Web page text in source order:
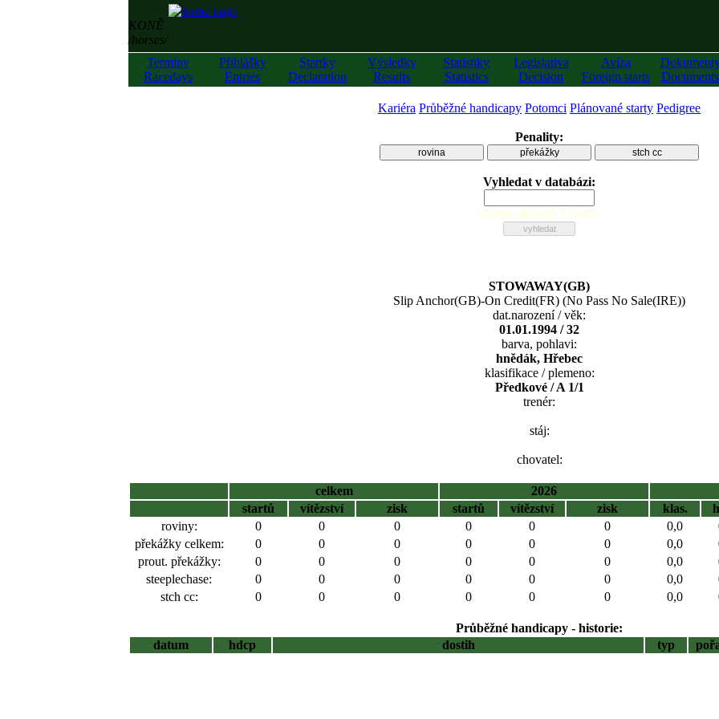
KONĚ
/horses/
Termíny
Racedays
Přihlášky
Entries
Startky
Declaration
Výsledky
Results
Statistiky
Statistics
Legislativa
Decision
Avíza
Foreign starts
Documents
Kariéra Průběžné handicapy Potomci Plánované starty Pedigree
Penality:
rovina překážky stch cc
Vyhledat v databázi:
zadejte alespoň 2 znaky
STOWAWAY(GB)
Slip Anchor(GB)-On Credit(FR) (No Pass No Sale(IRE))
dat.narození / věk:
01.01.1994 / 32
barva, pohlavi:
hnědák, Hřebec
klasifikace / plemeno:
Předkové / A 1/1
trenér:
stáj:
chovatel:
celkem
2026
startů
vítězství zisk startů vítězství zisk klas.
roviny:
0 0 0 0 0 0 0,0
překážky celkem:
0 0 0 0 0 0 0,0
prout. překážky:
0 0 0 0 0 0 0,0
steeplechase:
0 0 0 0 0 0 0,0
stch cc:
0 0 0 0 0 0 0,0
Průběžné handicapy - historie:
datum
hdcp dostih typ